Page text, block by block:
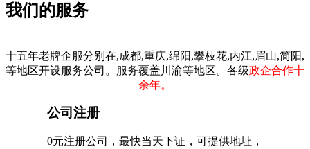
我们的服务
十五年老牌企服分别在,成都,重庆,绵阳,攀枝花,内江,眉山,简阳,
等地区开设服务公司。服务覆盖川渝等地区。各级政企合作十
余年。
公司注册
0元注册公司，最快当天下证，可提供地址，